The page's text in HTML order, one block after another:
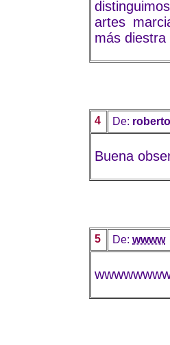
artes
más
4 De: roberto
Buena
5 De: wwww